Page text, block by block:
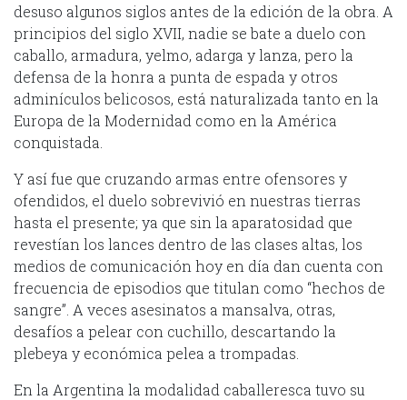
desuso algunos siglos antes de la edición de la obra. A
principios del siglo XVII, nadie se bate a duelo con
caballo, armadura, yelmo, adarga y lanza, pero la
defensa de la honra a punta de espada y otros
adminículos belicosos, está naturalizada tanto en la
Europa de la Modernidad como en la América
conquistada.
Y así fue que cruzando armas entre ofensores y
ofendidos, el duelo sobrevivió en nuestras tierras
hasta el presente; ya que sin la aparatosidad que
revestían los lances dentro de las clases altas, los
medios de comunicación hoy en día dan cuenta con
frecuencia de episodios que titulan como “hechos de
sangre”. A veces asesinatos a mansalva, otras,
desafíos a pelear con cuchillo, descartando la
plebeya y económica pelea a trompadas.
En la Argentina la modalidad caballeresca tuvo su